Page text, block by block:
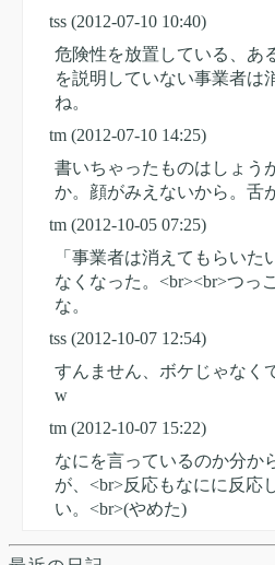
tss (2012-07-10 10:40)
危険性を放置している、あ
を説明していない事業者は
ね。
tm (2012-07-10 14:25)
書いちゃったものはしょう
か。顔がみえないから。舌
tm (2012-10-05 07:25)
「事業者は消えてもらいた
なくなった。<br><br>つっ
な。
tss (2012-10-07 12:54)
すんません、ボケじゃなく
w
tm (2012-10-07 15:22)
なにを言っているのか分か
が、<br>反応もなにに反応
い。<br>(やめた)